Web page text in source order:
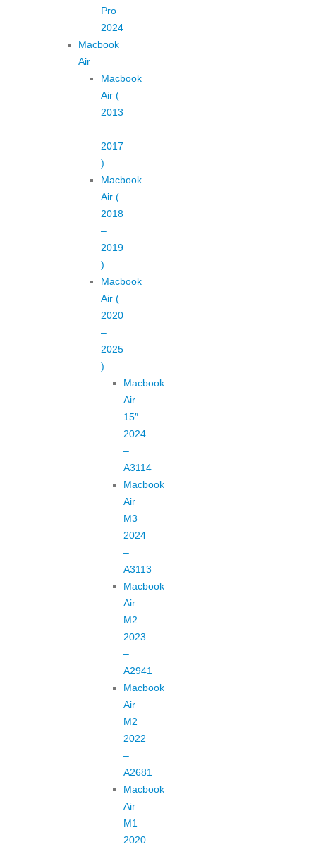
Pro
2024
Macbook
Air
Macbook
Air (
2013
–
2017
)
Macbook
Air (
2018
–
2019
)
Macbook
Air (
2020
–
2025
)
Macbook
Air
15″
2024
–
A3114
Macbook
Air
M3
2024
–
A3113
Macbook
Air
M2
2023
–
A2941
Macbook
Air
M2
2022
–
A2681
Macbook
Air
M1
2020
–